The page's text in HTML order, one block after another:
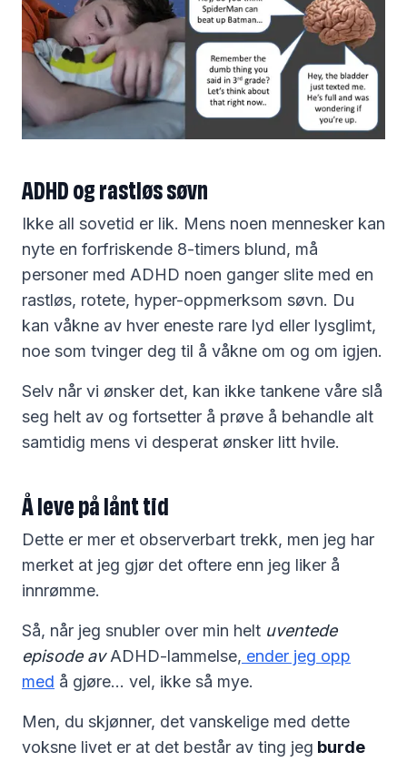
ADHD og rastløs søvn
Ikke all sovetid er lik. Mens noen mennesker kan
nyte en forfriskende 8-timers blund, må
personer med ADHD noen ganger slite med en
rastløs, rotete, hyper-oppmerksom søvn. Du
kan våkne av hver eneste rare lyd eller lysglimt,
noe som tvinger deg til å våkne om og om igjen.
Selv når vi ønsker det, kan ikke tankene våre slå
seg helt av og fortsetter å prøve å behandle alt
samtidig mens vi desperat ønsker litt hvile.
Å leve på lånt tid
Dette er mer et observerbart trekk, men jeg har
merket at jeg gjør det oftere enn jeg liker å
innrømme.
Så, når jeg snubler over min helt uventede
episode avADHD-lammelse, ender jeg opp
med å gjøre… vel, ikke så mye.
Men, du skjønner, det vanskelige med dette
voksne livet er at det består av ting jeg burde